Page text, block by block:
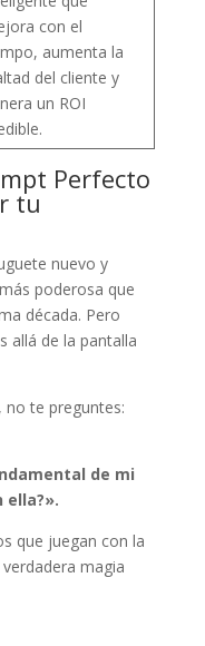
con el
aumenta la
del cliente y
un ROI
Perfecto
tu
nuevo y
poderosa que
década. Pero
allá de la pantalla
no te preguntes:
de mi
ella?».
que juegan con la
magia